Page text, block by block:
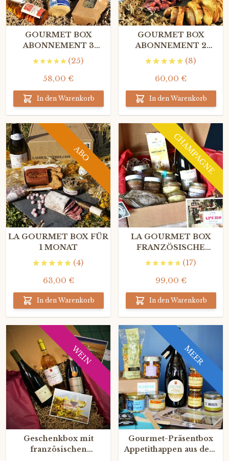
GOURMET BOX
ABONNEMENT 3
MONATE(25)
58,00 €
In den Warenkorb
GOURMET BOX
ABONNEMENT 2
MONATE(8)
60,00 €
In den Warenkorb
ABO
LA GOURMET BOX FÜR
1 MONAT
(4)
63,00 €
In den Warenkorb
CHAMPAGNE
LA GOURMET BOX
FRANZÖSISCHE
HORSD'ŒUVRES DE
LUXE mit Champagne
Grand Cru
(17)
99,00 €
In den Warenkorb
WEIN
Geschenkbox mit
französischen
MEER
Gourmet-Präsentbox
Appetithappen aus dem